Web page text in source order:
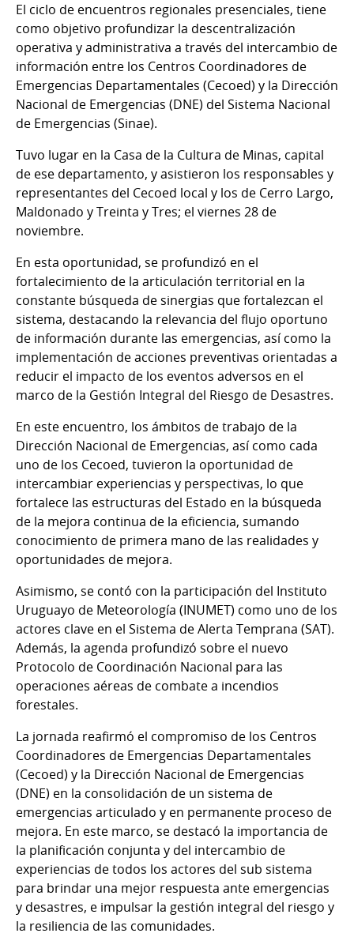
El ciclo de encuentros regionales presenciales, tiene
como objetivo profundizar la descentralización
operativa y administrativa a través del intercambio de
información entre los Centros Coordinadores de
Emergencias Departamentales (Cecoed) y la Dirección
Nacional de Emergencias (DNE) del Sistema Nacional
de Emergencias (Sinae).
Tuvo lugar en la Casa de la Cultura de Minas, capital
de ese departamento, y asistieron los responsables y
representantes del Cecoed local y los de Cerro Largo,
Maldonado y Treinta y Tres; el viernes 28 de
noviembre.
En esta oportunidad, se profundizó en el
fortalecimiento de la articulación territorial en la
constante búsqueda de sinergias que fortalezcan el
sistema, destacando la relevancia del flujo oportuno
de información durante las emergencias, así como la
implementación de acciones preventivas orientadas a
reducir el impacto de los eventos adversos en el
marco de la Gestión Integral del Riesgo de Desastres.
En este encuentro, los ámbitos de trabajo de la
Dirección Nacional de Emergencias, así como cada
uno de los Cecoed, tuvieron la oportunidad de
intercambiar experiencias y perspectivas, lo que
fortalece las estructuras del Estado en la búsqueda
de la mejora continua de la eficiencia, sumando
conocimiento de primera mano de las realidades y
oportunidades de mejora.
Asimismo, se contó con la participación del Instituto
Uruguayo de Meteorología (INUMET) como uno de los
actores clave en el Sistema de Alerta Temprana (SAT).
Además, la agenda profundizó sobre el nuevo
Protocolo de Coordinación Nacional para las
operaciones aéreas de combate a incendios
forestales.
La jornada reafirmó el compromiso de los Centros
Coordinadores de Emergencias Departamentales
(Cecoed) y la Dirección Nacional de Emergencias
(DNE) en la consolidación de un sistema de
emergencias articulado y en permanente proceso de
mejora. En este marco, se destacó la importancia de
la planificación conjunta y del intercambio de
experiencias de todos los actores del sub sistema
para brindar una mejor respuesta ante emergencias
y desastres, e impulsar la gestión integral del riesgo y
la resiliencia de las comunidades.